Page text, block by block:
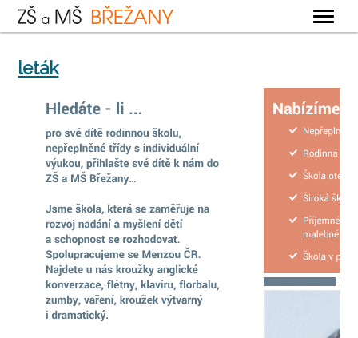
MATEŘSKÁ ŠKOLA
ŠKOLNÍ DRUŽINA
KONTAKTY
leták